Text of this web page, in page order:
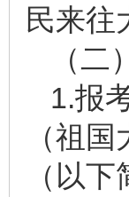
民来往
（
1.报
（祖
（以